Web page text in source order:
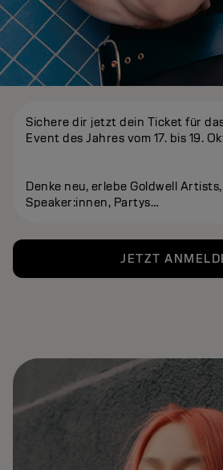
JETZT
Sichere dir jetzt dein Ticket für
Event des Jahres vom 17. bis 19.
Denke neu, erlebe Goldwell
Speaker:innen, Partys…